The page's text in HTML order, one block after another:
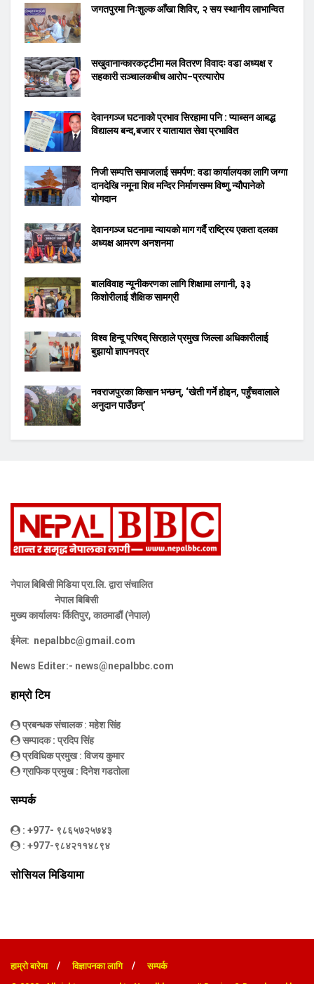
जगतपुरमा निःशुल्क आँखा शिविर, २ सय स्थानीय लाभान्वित
सखुवानान्कारकट्टीमा मल वितरण विवादः वडा अध्यक्ष र
सहकारी सञ्चालकबीच आरोप–प्रत्यारोप
देवानगञ्ज घटनाको प्रभाव सिरहामा पनि : प्याब्सन आबद्ध
विद्यालय बन्द,बजार र यातायात सेवा प्रभावित
निजी सम्पत्ति समाजलाई समर्पण: वडा कार्यालयका लागि जग्गा
दानदेखि नमूना शिव मन्दिर निर्माणसम्म विष्णु न्यौपानेको
योगदान
देवानगञ्ज घटनामा न्यायको माग गर्दै राष्ट्रिय एकता दलका
अध्यक्ष आमरण अनशनमा
बालविवाह न्यूनीकरणका लागि शिक्षामा लगानी, ३३
किशोरीलाई शैक्षिक सामग्री
विश्व हिन्दू परिषद् सिरहाले प्रमुख जिल्ला अधिकारीलाई
बुझायो ज्ञापनपत्र
नवराजपुरका किसान भन्छन्, ‘खेती गर्ने होइन, पहुँचवालाले
अनुदान पाउँछन्’
नेपाल बिबिसी मिडिया प्रा.लि. द्वारा संचालित
नेपाल बिबिसी
मुख्य कार्यालयः र्कितिपुर, काठमाडौं (नेपाल)
ईमेल: nepalbbc@gmail.com
News Editer:- news@nepalbbc.com
हाम्रो टिम
प्रबन्धक संचालक: महेश सिंह
सम्पादक: प्रदिप सिंह
प्रविधिक प्रमुख: विजय कुमार
ग्राफिक प्रमुख: दिनेश गडतोला
सम्पर्क
: +977- ९८६५७२५७४३
: +977-९८४२११४८९४
सोसियल मिडियामा
हाम्रो बारेमा विज्ञापनका लागि सम्पर्क